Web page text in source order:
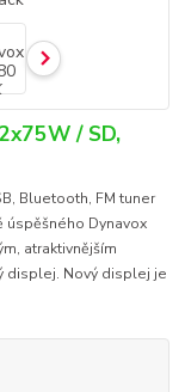
/ SD,
Bluetooth, FM tuner
úspěšného Dynavox
atraktivnějším
displej. Nový displej je